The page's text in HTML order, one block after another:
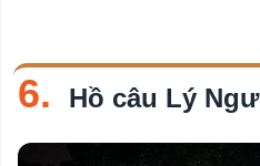
6. Hồ câu Lý Ngư